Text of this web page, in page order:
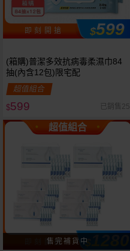
即 刻 開 搶 $599
(箱購)普潔多效抗病毒柔濕巾84
抽(內含12包)限宅配
超值組合
$599 已銷售25
超值組合
即 刻 開 搶 $